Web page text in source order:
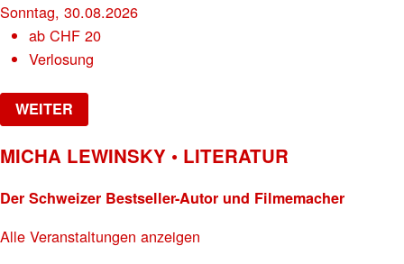
Sonntag, 30.08.2026
abCHF 20
Verlosung
WEITER
MICHA LEWINSKY • LITERATUR
Der Schweizer Bestseller-Autor und Filmemacher
Alle Veranstaltungen anzeigen